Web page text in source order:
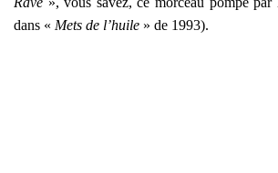
dans « Mets de l’huile » de 1993).